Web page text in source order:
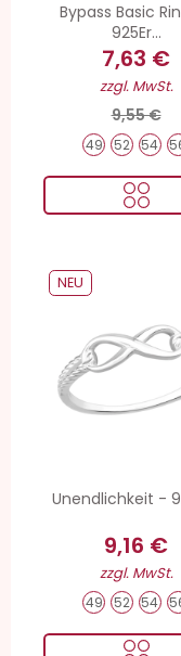
Bypass Basic
925Er...
7,63 €
zzgl. MwSt.
9,55 €
49 52 54
Unendlichkeit -
9,16 €
zzgl. MwSt.
49 52 54
NEU